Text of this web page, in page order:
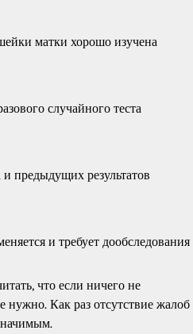
матки хорошо изучена
случайного теста
и предыдущих результатов
и требует дообследования
что если ничего не
нужно. Как раз отсутствие жалоб